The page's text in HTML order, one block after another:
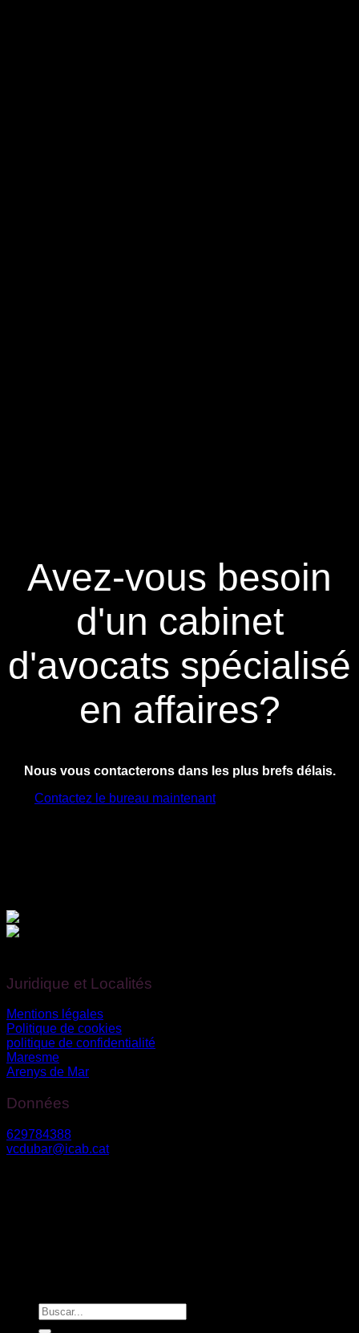
Avez-vous besoin
d'un cabinet
d'avocats spécialisé
en affaires?
Nous vous contacterons dans les plus brefs délais.
Contactez le bureau maintenant
Juridique et Localités
Mentions légales
Politique de cookies
politique de confidentialité
Maresme
Arenys de Mar
Données
629784388
vcdubar@icab.cat